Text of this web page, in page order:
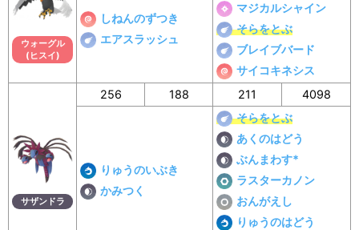
ウォーグル
(ヒスイ)
しねんのずつき
エアスラッシュ
マジカルシャイン
そらをとぶ
ブレイブバード
サイコキネシス
サザンドラ
256 188 211 4098
りゅうのいぶき
かみつく
そらをとぶ
あくのはどう
ぶんまわす*
ラスターカノン
おんがえし
りゅうのはどう